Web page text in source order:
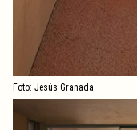
Foto: Jesús Granada